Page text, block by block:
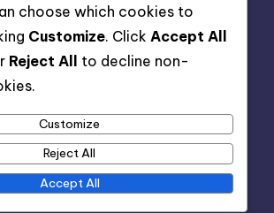
En Bois: Traitement, Protection,
Scandinaves: Simplicité, Confort,
Bois Design: Originalité, Style,
choose which cookies to
Customize. Click Accept All
Reject All
to decline non-
Customize
Reject All
Accept All